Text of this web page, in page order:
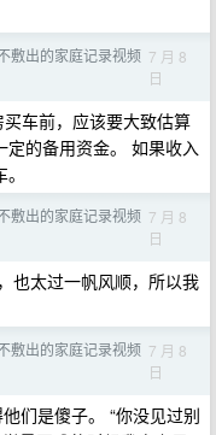
敷出的家庭记录视频 7 月 8
日
车前，应该要大致估算
的备用资金。 如果收入
敷出的家庭记录视频 7 月 8
日
也太过一帆风顺，所以我
敷出的家庭记录视频 7 月 8
日
们是傻子。 “你没见过别